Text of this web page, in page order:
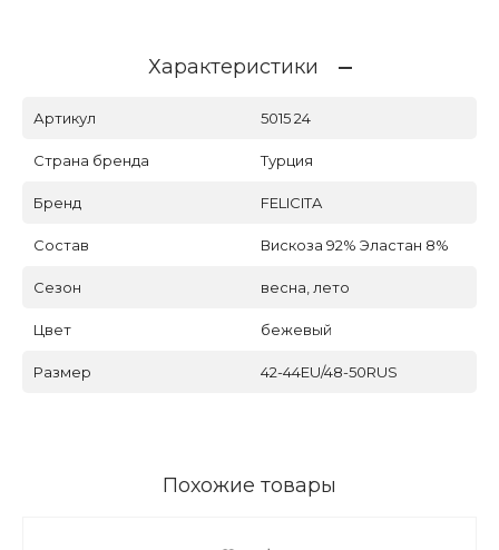
Характеристики
Артикул 5015 24
Страна бренда Турция
Бренд FELICITA
Состав Вискоза 92% Эластан 8%
Сезон весна, лето
Цвет бежевый
Размер 42-44EU/48-50RUS
Похожие товары